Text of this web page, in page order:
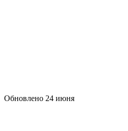
Обновлено 24 июня